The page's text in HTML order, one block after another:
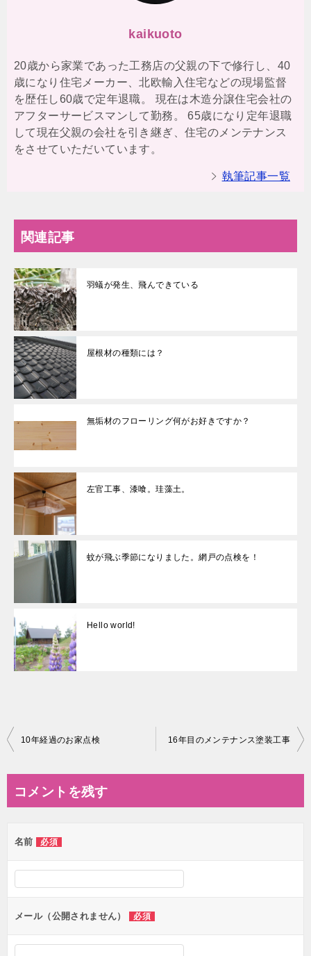
kaikuoto
20歳から家業であった工務店の父親の下で修行し、40
歳になり住宅メーカー、北欧輸入住宅などの現場監督
を歴任し60歳で定年退職。 現在は木造分譲住宅会社の
アフターサービスマンして勤務。 65歳になり定年退職
して現在父親の会社を引き継ぎ、住宅のメンテナンス
をさせていただいています。
執筆記事一覧
関連記事
羽蟻が発生、飛んできている
屋根材の種類には？
無垢材のフローリング何がお好きですか？
左官工事、漆喰。珪藻土。
蚊が飛ぶ季節になりました。網戸の点検を！
Hello world!
投
ビ
ー
シ
ン
10年経過のお家点検 16年目のメンテナンス塗装工事
コメントを残す
名前 必須
メール（公開されません） 必須